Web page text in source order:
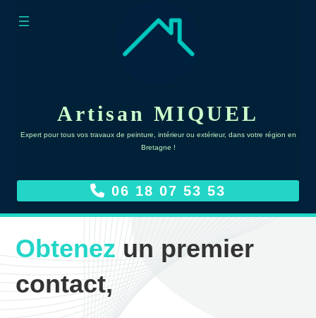
Artisan MIQUEL
Expert pour tous vos travaux de peinture, intérieur ou extérieur, dans votre région en
Bretagne !
06 18 07 53 53
Obtenez un premier
contact,